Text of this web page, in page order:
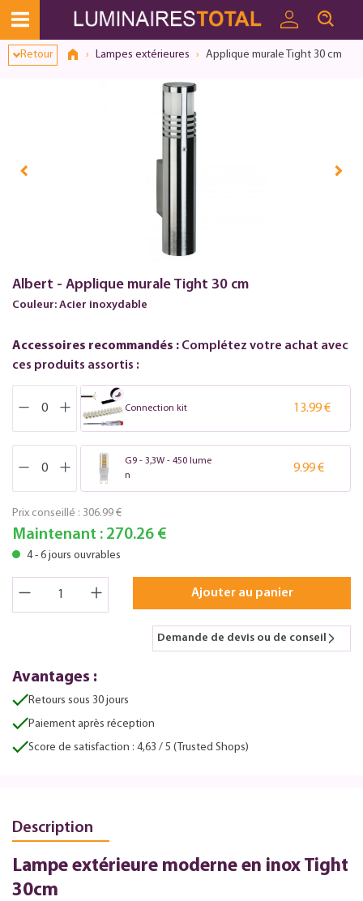
Retour Lampes extérieures Applique murale Tight 30 cm
Albert - Applique murale Tight 30 cm
Couleur: Acier inoxydable
Accessoires recommandés : Complétez votre achat avec
ces produits assortis :
Connection kit 13.99 €
G9 - 3,3W - 450 lume
n
9.99 €
Prix conseillé : 306.99 €
Maintenant : 270.26 €
4 - 6 jours ouvrables
Ajouter au panier
Demande de devis ou de conseil
Avantages :
Retours sous 30 jours
Paiement après réception
Score de satisfaction : 4,63 / 5 (Trusted Shops)
Description
Lampe extérieure moderne en inox Tight
30cm